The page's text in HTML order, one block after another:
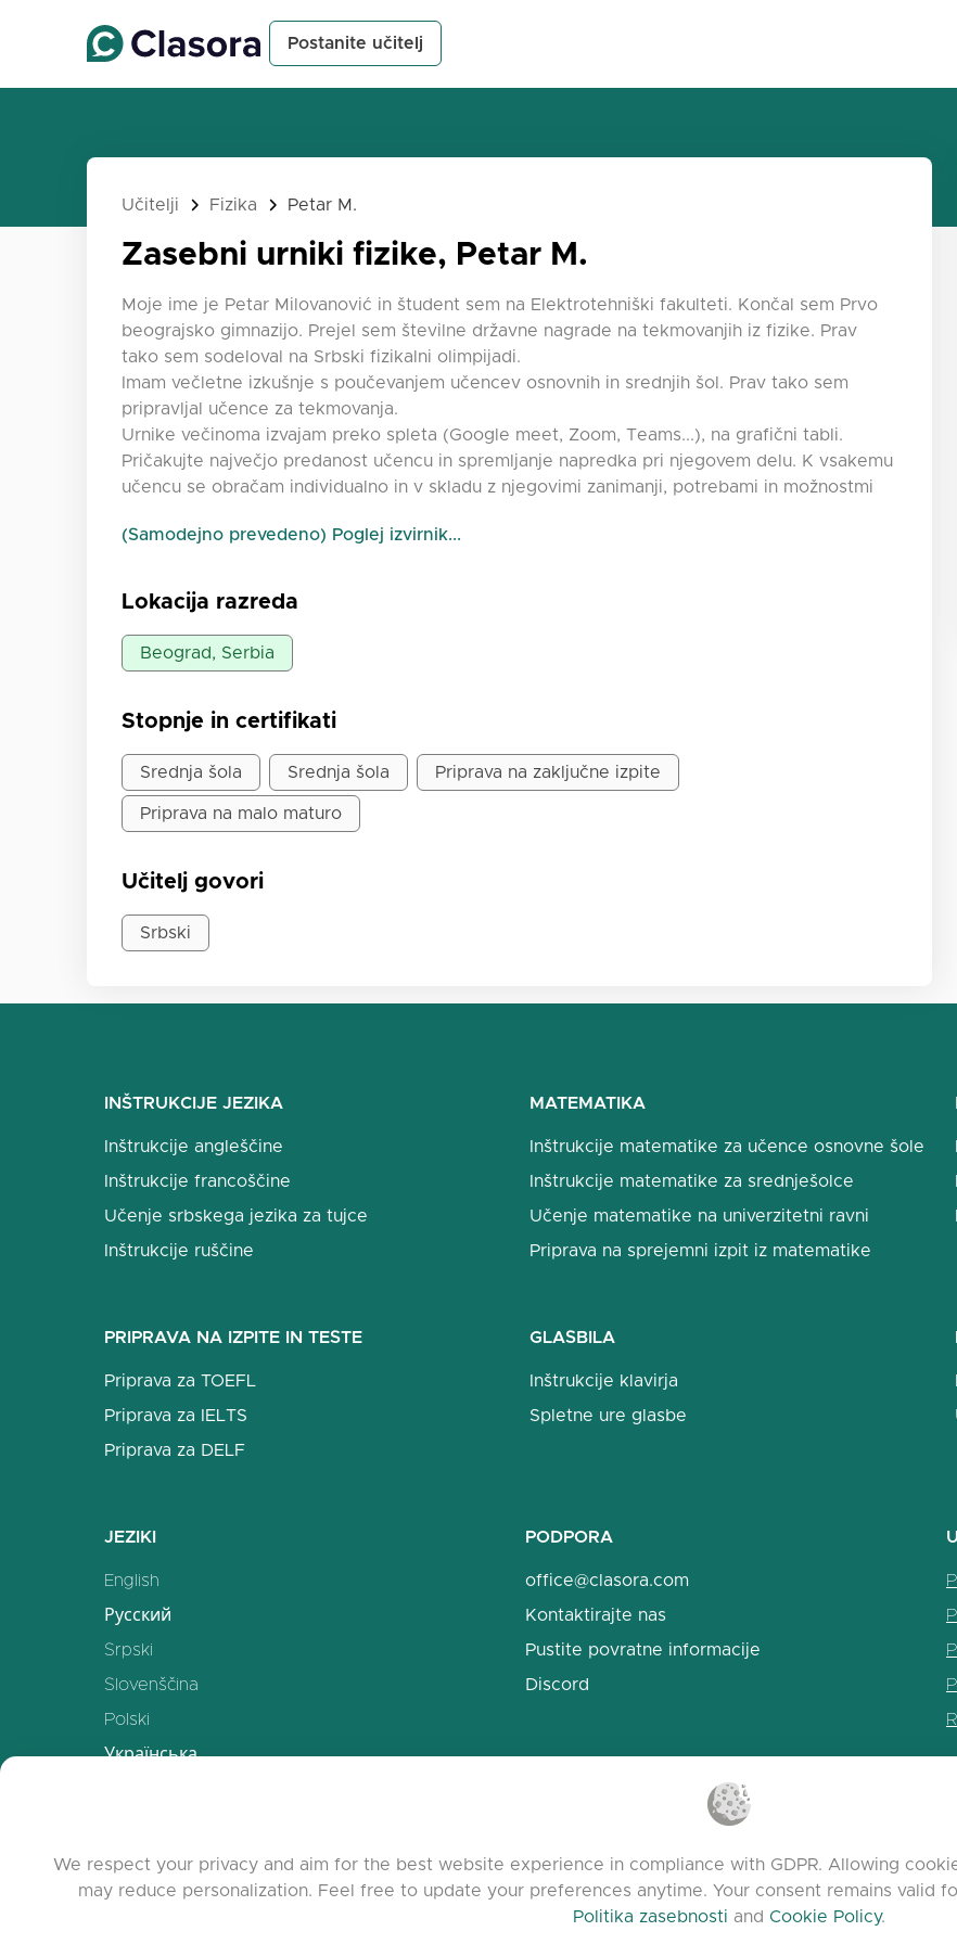
Postanite učitelj
Učitelji Fizika Petar M.
Zasebni urniki fizike, Petar M.
Moje ime je Petar Milovanović in študent sem na Elektrotehniški fakulteti. Končal sem Prvo
beograjsko gimnazijo. Prejel sem številne državne nagrade na tekmovanjih iz fizike. Prav
tako sem sodeloval na Srbski fizikalni olimpijadi.
Imam večletne izkušnje s poučevanjem učencev osnovnih in srednjih šol. Prav tako sem
pripravljal učence za tekmovanja.
Urnike večinoma izvajam preko spleta (Google meet, Zoom, Teams...), na grafični tabli.
Pričakujte največjo predanost učencu in spremljanje napredka pri njegovem delu. K vsakemu
učencu se obračam individualno in v skladu z njegovimi zanimanji, potrebami in možnostmi
(Samodejno prevedeno) Poglej izvirnik...
Lokacija razreda
Beograd, Serbia
Stopnje in certifikati
Srednja šola Srednja šola Priprava na zaključne izpite
Priprava na malo maturo
Učitelj govori
Srbski
INŠTRUKCIJE JEZIKA
Inštrukcije angleščine
Inštrukcije francoščine
Učenje srbskega jezika za tujce
Inštrukcije ruščine
MATEMATIKA
Inštrukcije matematike za učence osnovne šole
Inštrukcije matematike za srednješolce
Učenje matematike na univerzitetni ravni
Priprava na sprejemni izpit iz matematike
PRIPRAVA NA IZPITE IN TESTE
Priprava za TOEFL
Priprava za IELTS
Priprava za DELF
GLASBILA
Inštrukcije klavirja
Spletne ure glasbe
JEZIKI
English
Русский
Srpski
Slovenščina
Polski
Українська
Français
中文
PODPORA
office@clasora.com
Kontaktirajte nas
Pustite povratne informacije
Discord
We respect your privacy and aim for the best website experience in compliance with GDPR. Allowing
may reduce personalization. Feel free to update your preferences anytime. Your consent remains valid
Politika zasebnosti and Cookie Policy.